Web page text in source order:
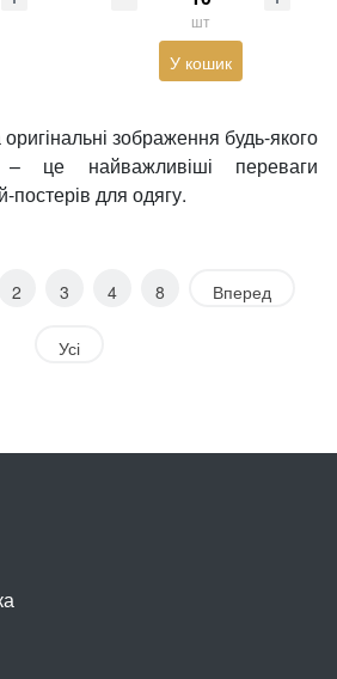
шт
У кошик
зображення будь-якого
– це найважливіші переваги
постерів для одягу.
2 3 4 8 Вперед
Усі